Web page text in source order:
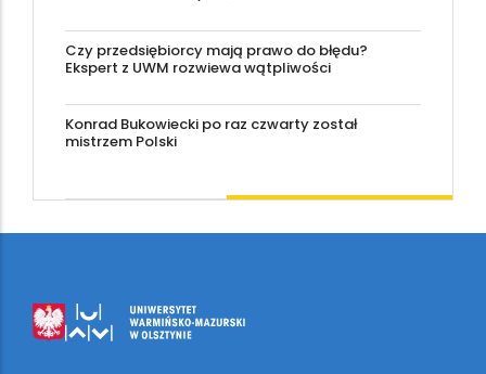
Czy przedsiębiorcy mają prawo do błędu?
Ekspert z UWM rozwiewa wątpliwości
Konrad Bukowiecki po raz czwarty został
mistrzem Polski